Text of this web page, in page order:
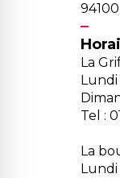
La
Lundi
Tel :
La
Lundi